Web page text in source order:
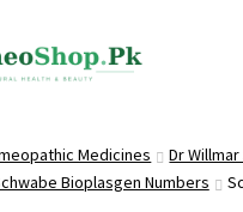
Medicines
Dr
Bioplasgen Numbers